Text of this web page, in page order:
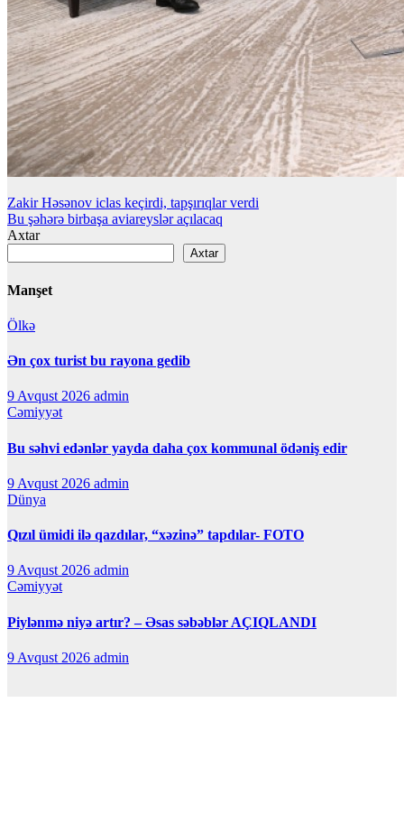
Yazı
naviqasiyası
Zakir Həsənov iclas keçirdi, tapşırıqlar verdi
Bu şəhərə birbaşa aviareyslər açılacaq
Axtar
Axtar
Manşet
Ölkə
Ən çox turist bu rayona gedib
9 Avqust 2026 admin
Cəmiyyət
Bu səhvi edənlər yayda daha çox kommunal ödəniş edir
9 Avqust 2026 admin
Dünya
Qızıl ümidi ilə qazdılar, “xəzinə” tapdılar- FOTO
9 Avqust 2026 admin
Cəmiyyət
Piylənmə niyə artır? – Əsas səbəblər AÇIQLANDI
9 Avqust 2026 admin